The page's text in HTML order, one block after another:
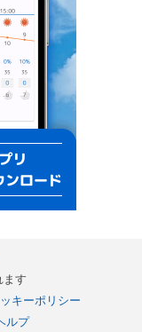
す
キーポリシー
ルプ